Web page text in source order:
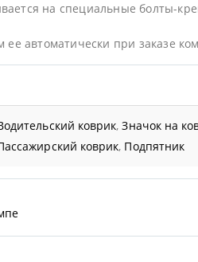
на специальные болты-
ее автоматически при заказе
коврик,Значок на
коврик, Подпятник